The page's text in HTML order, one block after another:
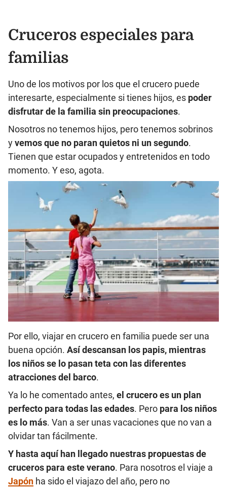
Cruceros especiales para
familias
Uno de los motivos por los que el crucero puede
interesarte, especialmente si tienes hijos, es poder
disfrutar de la familia sin preocupaciones.
Nosotros no tenemos hijos, pero tenemos sobrinos
yvemos que no paran quietos ni un segundo.
Tienen que estar ocupados y entretenidos en todo
momento. Y eso, agota.
Por ello, viajar en crucero en familia puede ser una
buena opción. Así descansan los papis, mientras
los niños se lo pasan teta con las diferentes
atracciones del barco.
Ya lo he comentado antes, el crucero es un plan
perfecto para todas las edades. Pero para los niños
es lo más. Van a ser unas vacaciones que no van a
olvidar tan fácilmente.
Y hasta aquí han llegado nuestras propuestas de
cruceros para este verano. Para nosotros el viaje a
Japón ha sido el viajazo del año, pero no